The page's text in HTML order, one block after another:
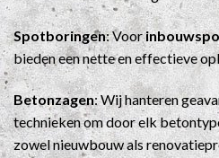
Spotboringen: Voor
bieden een nette en effectieve
Betonzagen: Wij hanteren
technieken om door elk
zowel nieuwbouw als